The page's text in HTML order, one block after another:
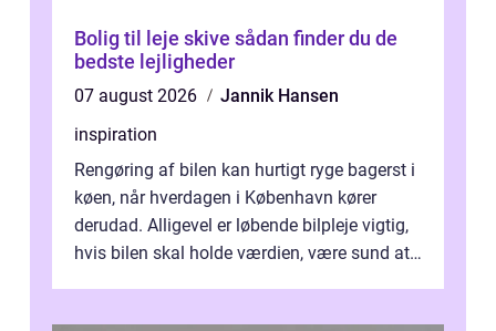
Bolig til leje skive sådan finder du de
bedste lejligheder
07 august 2026
Jannik Hansen
inspiration
Rengøring af bilen kan hurtigt ryge bagerst i
køen, når hverdagen i København kører
derudad. Alligevel er løbende bilpleje vigtig,
hvis bilen skal holde værdien, være sund at